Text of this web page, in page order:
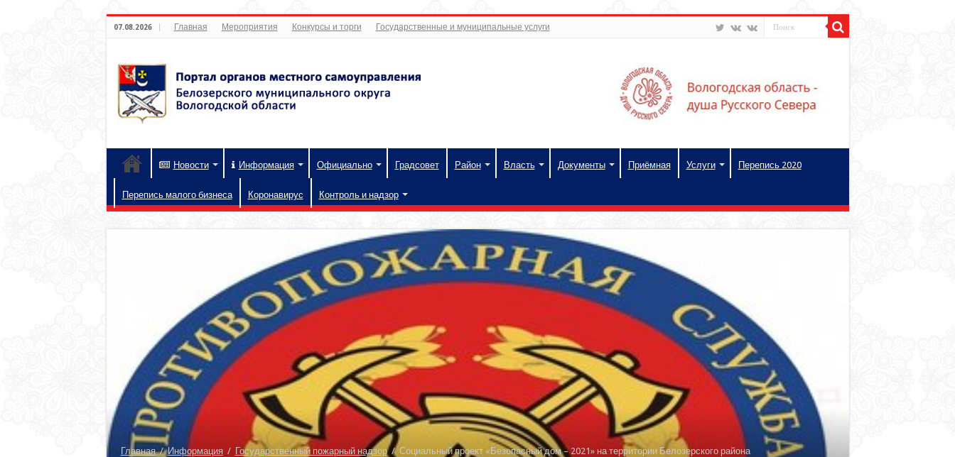
07.08.2026 Главная Мероприятия Конкурсы и торги Государственные и муниципальные услуги
Новости Информация Официально Градсовет Район Власть Документы Приёмная Услуги Перепись 2020
Перепись малого бизнеса Коронавирус Контроль и надзор
Главная / Информация / Государственный пожарный надзор / Социальный проект «Безопасный дом – 2021» на территории Белозерского района